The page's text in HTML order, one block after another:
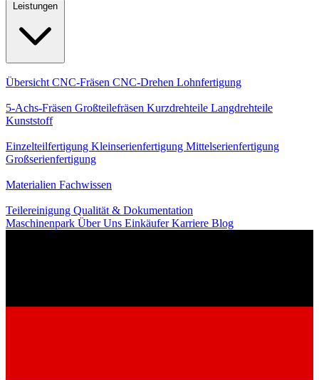
Leistungen
Übersicht CNC-Fräsen CNC-Drehen Lohnfertigung
5-Achs-Fräsen Großteilefräsen Kurzdrehteile Langdrehteile
Kunststoff
Einzelteilfertigung Kleinserienfertigung Mittelserienfertigung
Großserienfertigung
Materialien Fachwissen
Teilereinigung Qualität & Dokumentation
Maschinenpark Über Uns EinkäuferKarriere Blog